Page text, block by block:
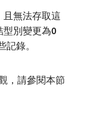
無法存取這
型別變更為​0
記錄。
，請參閱本節